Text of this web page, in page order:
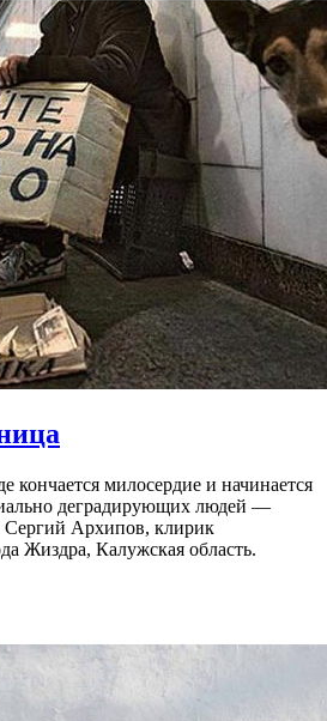
милосердие и начинается
деградирующих людей —
Сергий Архипов, клирик
Жиздра, Калужская область.